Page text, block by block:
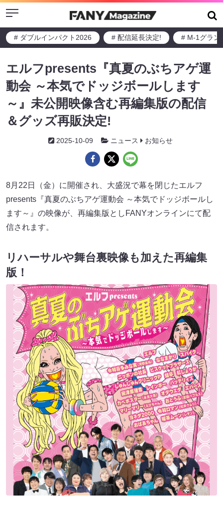
Menu
# ダブルインパクト2026 # 配信延長決定! # M-1グラン
エルフpresents『真夏のぶちアゲ運
動会 ～本気でドッジボールします
～』未公開映像含む再編集版の配信
＆グッズ再販決定!
2025-10-09 ニュース お知らせ
8月22日（金）に開催され、大盛況で幕を閉じたエルフ
presents『真夏のぶちアゲ運動会 ～本気でドッジボールし
ます～』の映像が、再編集版としFANYオンラインにて配
信されます。
リハーサルや舞台裏映像も加えた再編集
版！